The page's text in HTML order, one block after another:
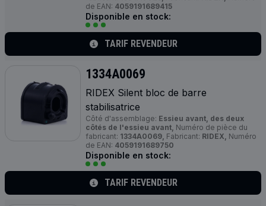
de EAN: 4059191689415
Disponible en stock:
TARIF REVENDEUR
1334A0069
RIDEX Silent bloc de barre
stabilisatrice
Côté d'assemblage: Essieu avant, des deux
côtés de l'essieu avant, Numéro de pièce du
fabricant: 1334A0069, Fabricant: RIDEX, Numéro
de EAN: 4059191689750
Disponible en stock:
TARIF REVENDEUR